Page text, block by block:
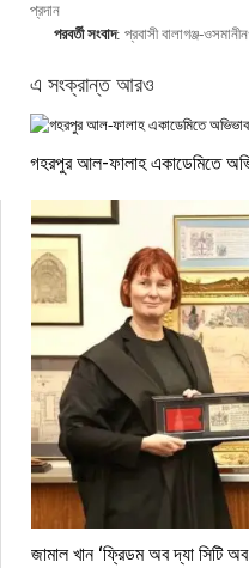
প্রদান
পরবর্তী সংবাদ: প্রবাসী বালাগঞ্জ-
এ সংক্রান্ত আরও
গহরপুর আল-ফালাহ একাডেমিতে
জামাল খান ‘ফ্রিডম অব দ্যা সিটি